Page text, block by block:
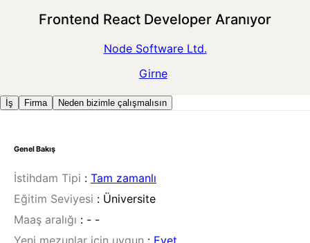
Frontend React Developer Aranıyor
Node Software Ltd.
Girne
İş Firma Neden bizimle çalışmalısın
Genel Bakış
İstihdam Tipi : Tam zamanlı
Eğitim Seviyesi : Üniversite
Maaş aralığı : - -